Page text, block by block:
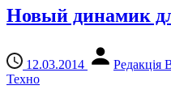
Новый динамик
12.03.2014
Редакція
Техно